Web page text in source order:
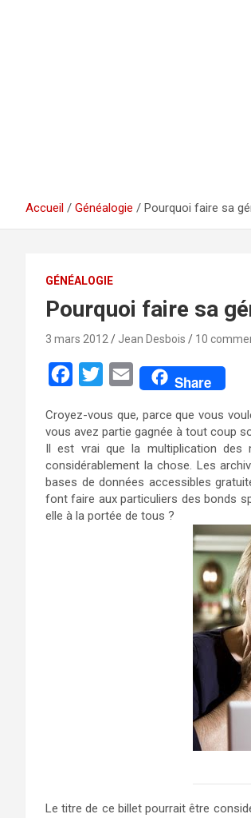
Accueil Généalogie Pourquoi faire sa
GÉNÉALOGIE
Pourquoi faire sa
3 mars 2012 Jean Desbois 10
c
e
b
o
o
i
t
t
e
r
E
a
i
l
Share
Croyez-vous que, parce que vous
vous avez partie gagnée à tout coup
Il est vrai que la multiplication des
considérablement la chose. Les
bases de données accessibles
font faire aux particuliers des bonds
elle à la portée de tous ?
Le titre de ce billet pourrait être